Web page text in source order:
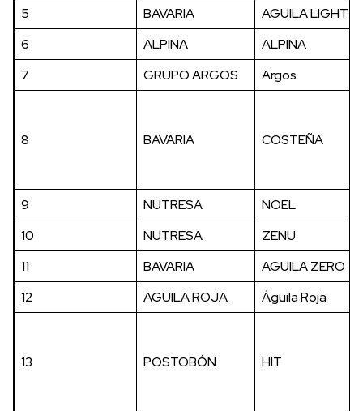
5
BAVARIA
AGUILA LIGHT
6
ALPINA
ALPINA
7
GRUPO ARGOS Argos
8 BAVARIA COSTEÑA
9 NUTRESA
NOEL
10
NUTRESA
ZENU
11
BAVARIA
AGUILA ZERO
12
AGUILA ROJA Águila Roja
13 POSTOBÓN HIT